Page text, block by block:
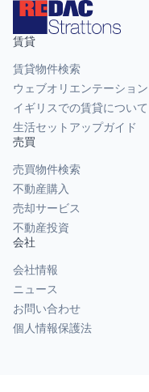
賃貸
賃貸物件検索
ウェブオリエンテーション
イギリスでの賃貸について
生活セットアップガイド
売買
売買物件検索
不動産購入
売却サービス
不動産投資
会社
会社情報
ニュース
お問い合わせ
個人情報保護法